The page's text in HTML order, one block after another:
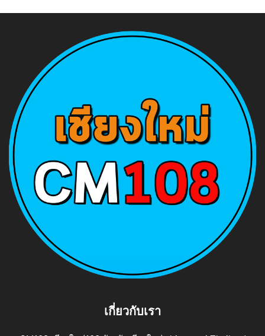
เกี่ยวกับเรา